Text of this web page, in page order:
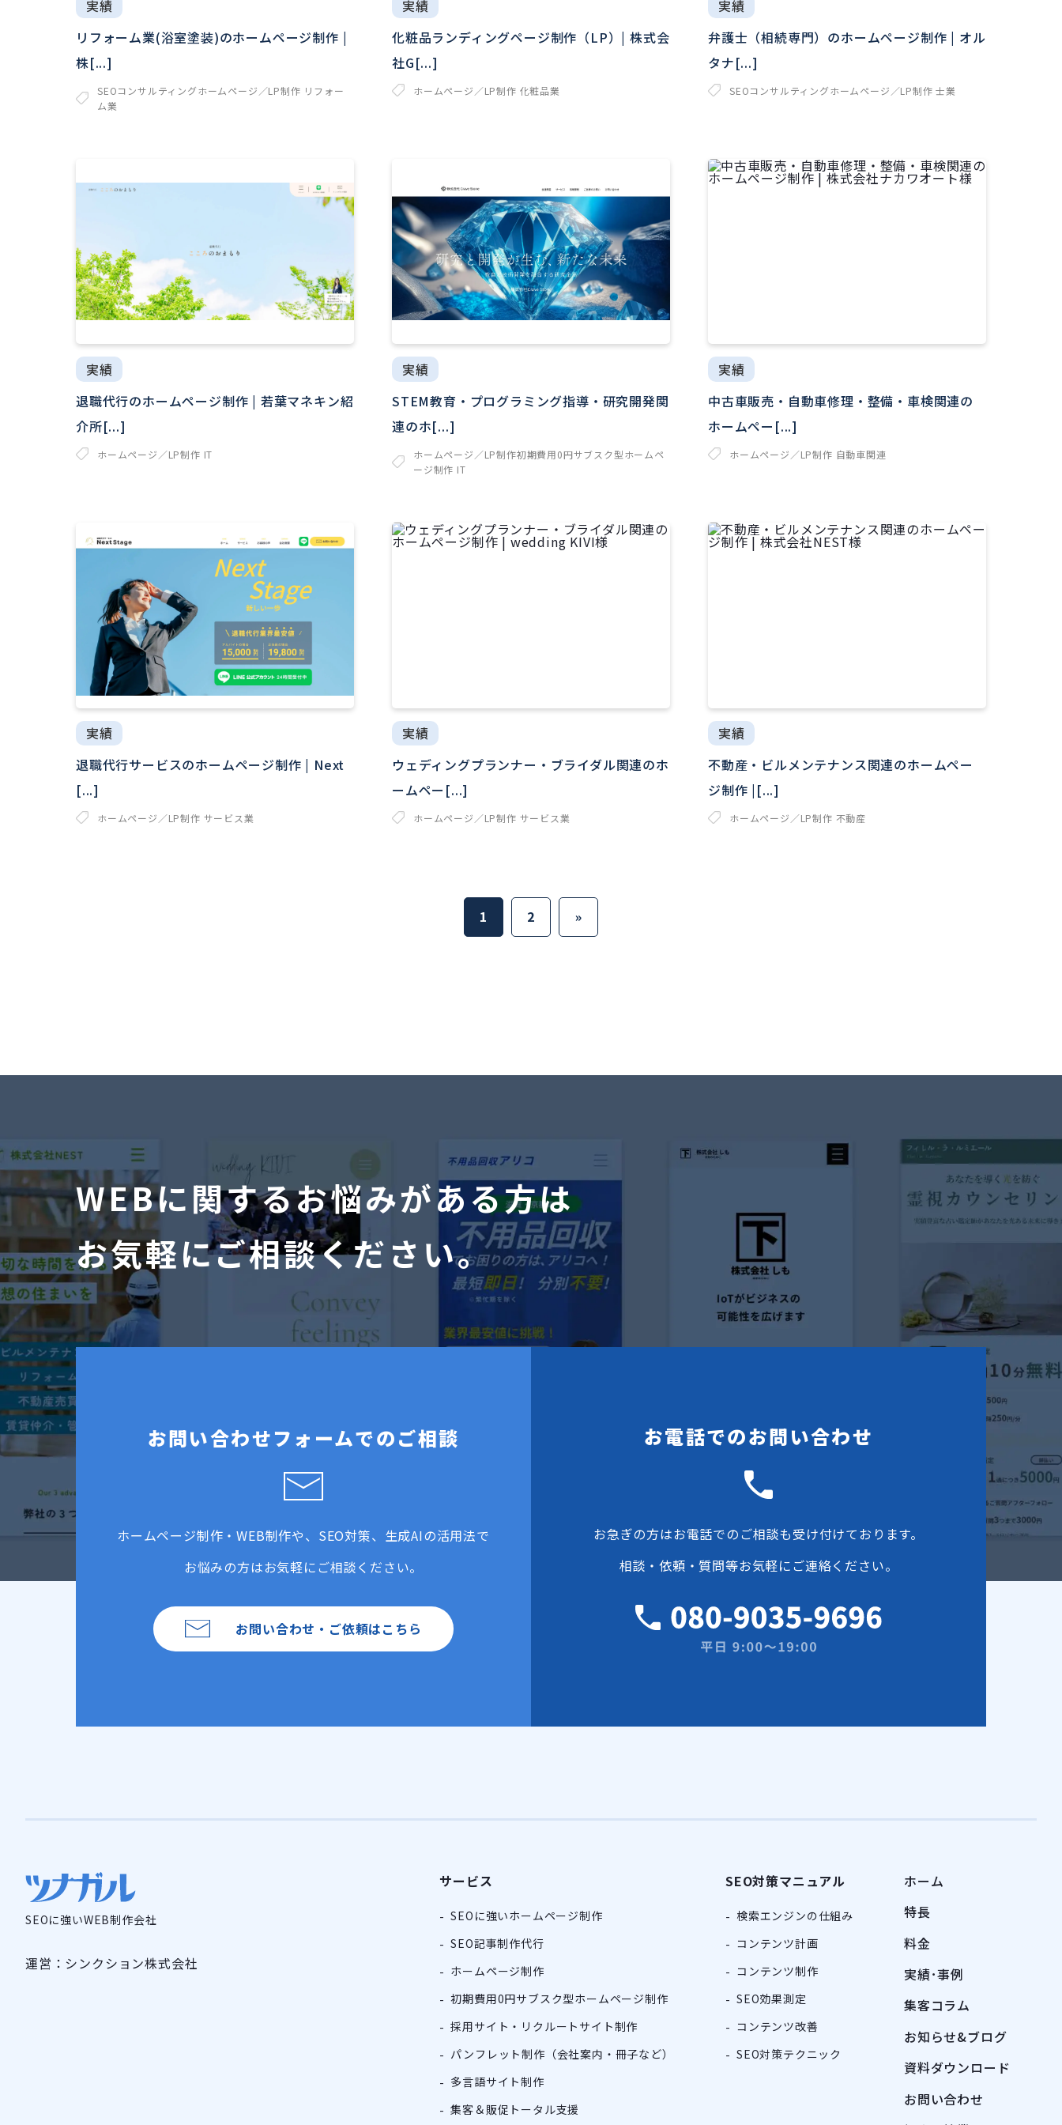
実績
リフォーム業(浴室塗装)のホームページ制作 |
株[...]
SEOコンサルティングホームページ／LP制作 リフォー
ム業
実績
化粧品ランディングページ制作（LP）| 株式会
社G[...]
ホームページ／LP制作 化粧品業
実績
弁護士（相続専門）のホームページ制作 | オル
タナ[...]
SEOコンサルティングホームページ／LP制作 士業
実績
退職代行のホームページ制作 | 若葉マネキン紹
介所[...]
ホームページ／LP制作 IT
実績
STEM教育・プログラミング指導・研究開発関
連のホ[...]
ホームページ／LP制作初期費用0円サブスク型ホームペ
ージ制作 IT
実績
中古車販売・自動車修理・整備・車検関連の
ホームペー[...]
ホームページ／LP制作 自動車関連
実績
退職代行サービスのホームページ制作 | Next
[...]
ホームページ／LP制作 サービス業
実績
ウェディングプランナー・ブライダル関連のホ
ームペー[...]
ホームページ／LP制作 サービス業
実績
不動産・ビルメンテナンス関連のホームペー
ジ制作 |[...]
ホームページ／LP制作 不動産
1 2 »
WEBに関するお悩みがある方は
お気軽にご相談ください。
お問い合わせフォームでのご相談
ホームページ制作・WEB制作や、SEO対策、生成AIの活用法で
お悩みの方はお気軽にご相談ください。
お問い合わせ・ご依頼はこちら
お電話でのお問い合わせ
お急ぎの方はお電話でのご相談も受け付けております。
相談・依頼・質問等お気軽にご連絡ください。
SEOに強いWEB制作会社
運営：シンクション株式会社
サービス
SEOに強いホームページ制作
SEO記事制作代行
ホームページ制作
初期費用0円サブスク型ホームページ制作
採用サイト・リクルートサイト制作
パンフレット制作（会社案内・冊子など）
多言語サイト制作
集客＆販促トータル支援
SEO対策マニュアル
検索エンジンの仕組み
コンテンツ計画
コンテンツ制作
SEO効果測定
コンテンツ改善
SEO対策テクニック
ホーム
特長
料金
実績･事例
集客コラム
お知らせ&ブログ
資料ダウンロード
お問い合わせ